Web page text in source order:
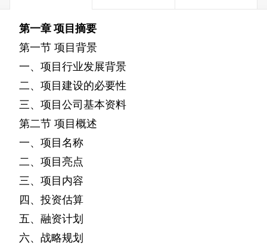
第一章项目摘要
第一节 项目背景
一、项目行业发展背景
二、项目建设的必要性
三、项目公司基本资料
第二节 项目概述
一、项目名称
二、项目亮点
三、项目内容
四、投资估算
五、融资计划
六、战略规划